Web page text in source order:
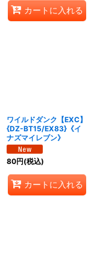
カートに入れる
ワイルドダンク【EXC】
{DZ-BT15/EX83}《イ
ナズマイレブン》
80円(税込)
カートに入れる